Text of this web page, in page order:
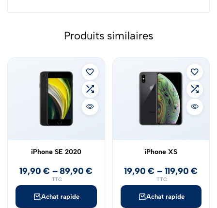
Produits similaires
Achat rapide
iPhone SE 2020
19,90€ –89,90€
TTC
Achat rapide
iPhone XS
19,90€ – 119,90€
TTC